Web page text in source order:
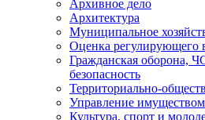
Архивное дело
Архитектура
Муниципальное
Оценка регулирующего
Гражданская оборона,
безопасность
Территориально-
Управление
Культура, спорт и